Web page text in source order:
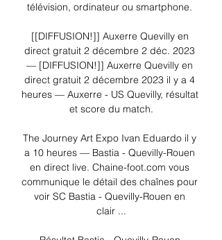
télévision, ordinateur ou smartphone.
[[DIFFUSION!]] Auxerre Quevilly en
direct gratuit 2 décembre 2 déc. 2023
— [DIFFUSION!]] Auxerre Quevilly en
direct gratuit 2 décembre 2023 il y a 4
heures — Auxerre - US Quevilly, résultat
et score du match.
The Journey Art Expo Ivan Eduardo il y
a 10 heures — Bastia - Quevilly-Rouen
en direct live. Chaine-foot.com vous
communique le détail des chaînes pour
voir SC Bastia - Quevilly-Rouen en
clair ...